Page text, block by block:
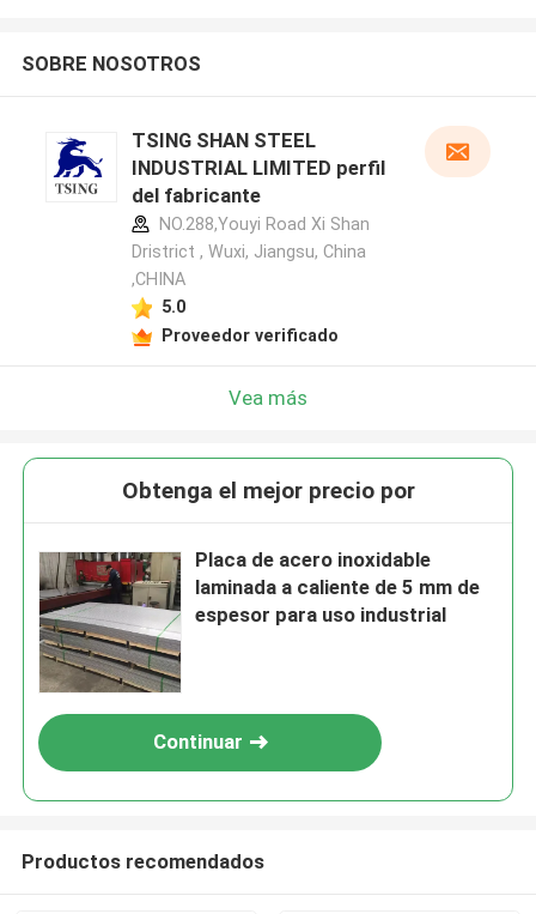
SOBRE NOSOTROS
TSING SHAN STEEL
INDUSTRIAL LIMITED perfil
del fabricante
NO.288,Youyi Road Xi Shan
Dristrict , Wuxi, Jiangsu, China
,CHINA
5.0
Proveedor verificado
Vea más
Obtenga el mejor precio por
Placa de acero inoxidable
laminada a caliente de 5 mm de
espesor para uso industrial
Continuar
Productos recomendados